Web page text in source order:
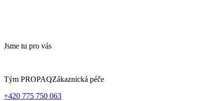
Jsme tu pro vás
Tým PROPAQZákaznická péče
+420 775 750 063